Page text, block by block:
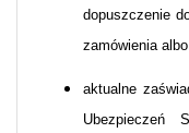
dopuszczenie
zamówienia
aktualne
Ubezpieczeń